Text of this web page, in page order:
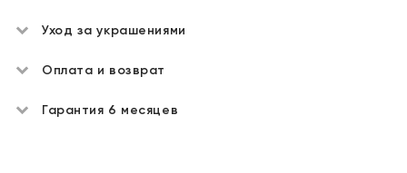
Уход за украшениями
Оплата и возврат
Гарантия 6 месяцев